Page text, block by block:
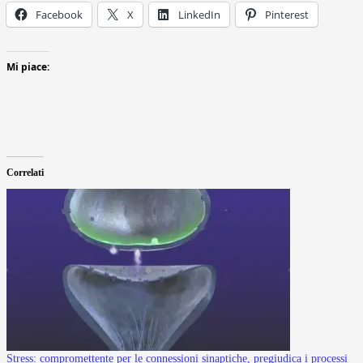
Facebook X LinkedIn Pinterest
Mi piace:
Correlati
Stress: compromettente per le connessioni sinaptiche, pregiudica i processi